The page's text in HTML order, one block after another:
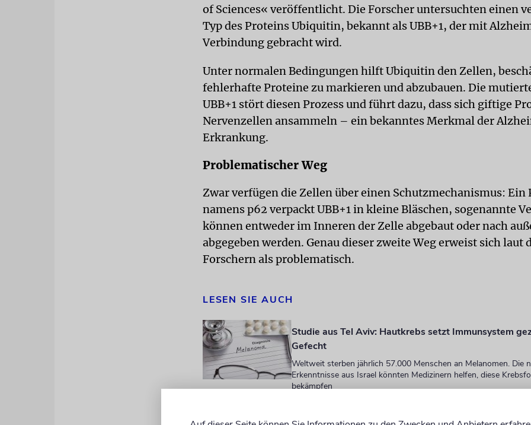
of Sciences« veröffentlicht. Die Forscher untersuchten einen
Typ des Proteins Ubiquitin, bekannt als UBB+1, der mit
Verbindung gebracht wird.
Unter normalen Bedingungen hilft Ubiquitin den Zellen,
fehlerhafte Proteine zu markieren und abzubauen. Die
UBB+1 stört diesen Prozess und führt dazu, dass sich giftige
Nervenzellen ansammeln – ein bekanntes Merkmal der
Erkrankung.
Problematischer Weg
Zwar verfügen die Zellen über einen Schutzmechanismus: Ein
namens p62 verpackt UBB+1 in kleine Bläschen, sogenannte
können entweder im Inneren der Zelle abgebaut oder nach
abgegeben werden. Genau dieser zweite Weg erweist sich laut
Forschern als problematisch.
LESEN SIE AUCH
Studie aus Tel Aviv: Hautkrebs setzt Immunsystem
Gefecht
Weltweit sterben jährlich 57.000 Menschen an Melanomen. Die
Erkenntnisse aus Israel könnten Medizinern helfen, diese
bekämpfen
Die nach einer jüdischen Wissenschaftlerin benannte Sternwarte